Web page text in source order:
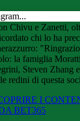
Chivu e Zanetti,
chi lo ha
la famiglia
Steven Zhang
redini di questa
I
BET365